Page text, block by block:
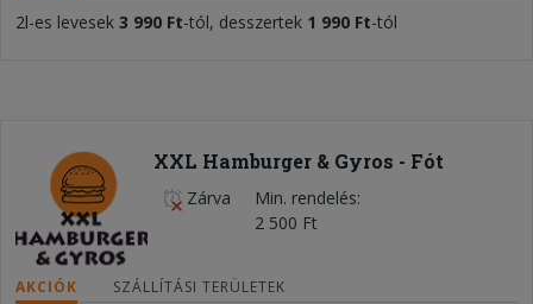
2l-es levesek 3 990 Ft-tól, desszertek 1 990 Ft-tól
XXL Hamburger & Gyros - Fót
Zárva
Min. rendelés
2 500 Ft
AKCIÓK SZÁLLÍTÁSI TERÜLETEK